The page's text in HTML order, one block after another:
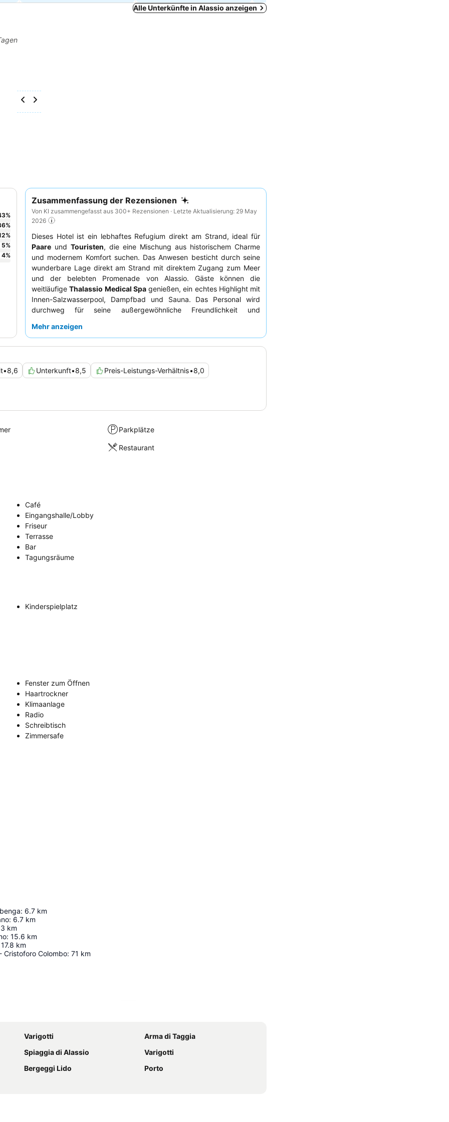
Alle Unterkünfte in Alassio anzeigen
Zusammenfassung der Rezensionen
Von KI zusammengefasst aus 300+ Rezensionen · Letzte Aktualisierung: 29 May
2026
Dieses Hotel ist ein lebhaftes Refugium direkt am Strand, ideal für
Paare und Touristen, die eine Mischung aus historischem Charme
und modernem Komfort suchen. Das Anwesen besticht durch seine
wunderbare Lage direkt am Strand mit direktem Zugang zum Meer
und der belebten Promenade von Alassio. Gäste können die
weitläufigeThalassio Medical Spagenießen, ein echtes Highlight mit
Innen-Salzwasserpool, Dampfbad und Sauna. Das Personal wird
durchweg für seine außergewöhnliche Freundlichkeit und
abwechslungsreiche Frühstücksbuffet perfekt ergänzt. Für ein
Küste in vollen Zügen zu genießen.
Mehr anzeigen
•8,6 Unterkunft•8,5 Preis-Leistungs-Verhältnis•8,0
%
%
%
5%
4%
Parkplätze
Restaurant
Café
Eingangshalle/Lobby
Friseur
Terrasse
Bar
Tagungsräume
Kinderspielplatz
Fenster zum Öffnen
Haartrockner
Klimaanlage
Radio
Schreibtisch
Zimmersafe
: 6.7 km
: 6.7 km
km
: 15.6 km
17.8 km
Cristoforo Colombo: 71 km
Varigotti
Arma di Taggia
Spiaggia di Alassio
Varigotti
Bergeggi Lido
Porto